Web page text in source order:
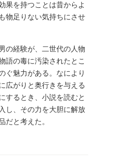
果を持つことは昔からよ
物足りない気持ちにさせ
の経験が、二世代の人物
語の毒に汚染されたとこ
ぐ魅力がある。なにより
広がりと奥行きを与える
するとき、小説を読むと
し、その力を大胆に解放
と考えた。